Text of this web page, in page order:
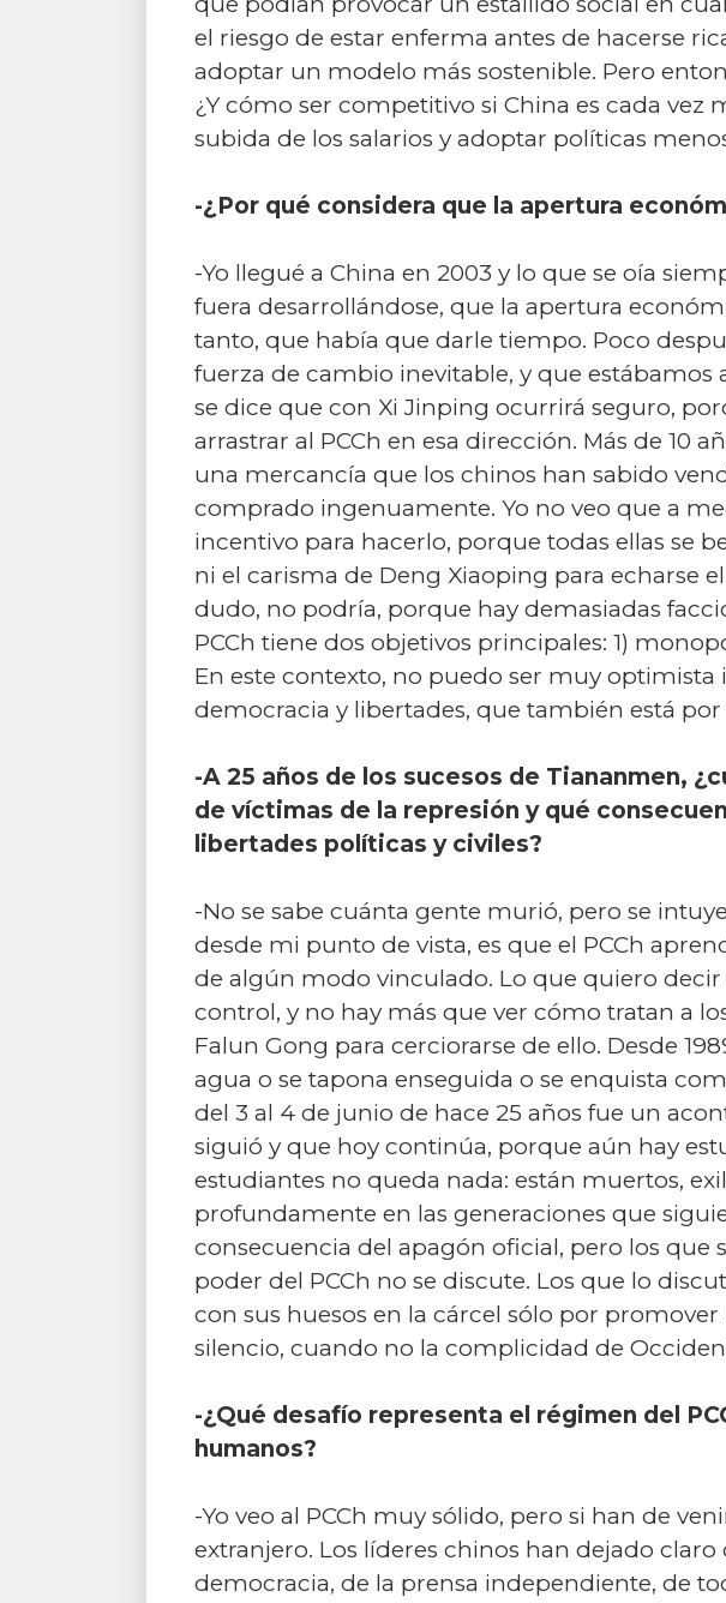
el riesgo de estar enferma antes de hacerse
adoptar un modelo más sostenible. Pero
¿Y cómo ser competitivo si China es cada vez
subida de los salarios y adoptar políticas
-¿Por qué considera que la apertura
-Yo llegué a China en 2003 y lo que se oía
fuera desarrollándose, que la apertura
tanto, que había que darle tiempo. Poco
fuerza de cambio inevitable, y que estábamos
se dice que con Xi Jinping ocurrirá seguro,
arrastrar al PCCh en esa dirección. Más de 10
una mercancía que los chinos han sabido
comprado ingenuamente. Yo no veo que a
incentivo para hacerlo, porque todas ellas se
ni el carisma de Deng Xiaoping para echarse
dudo, no podría, porque hay demasiadas
PCCh tiene dos objetivos principales: 1)
En este contexto, no puedo ser muy
democracia y libertades, que también está por
-A 25 años de los sucesos de Tiananmen,
de víctimas de la represión y qué
libertades políticas y civiles?
-No se sabe cuánta gente murió, pero se
desde mi punto de vista, es que el PCCh
de algún modo vinculado. Lo que quiero decir
control, y no hay más que ver cómo tratan a
Falun Gong para cerciorarse de ello. Desde
agua o se tapona enseguida o se enquista
del 3 al 4 de junio de hace 25 años fue un
siguió y que hoy continúa, porque aún hay
estudiantes no queda nada: están muertos,
profundamente en las generaciones que
consecuencia del apagón oficial, pero los
poder del PCCh no se discute. Los que lo
con sus huesos en la cárcel sólo por
silencio, cuando no la complicidad de
-¿Qué desafío representa el régimen del
humanos?
-Yo veo al PCCh muy sólido, pero si han de
extranjero. Los líderes chinos han dejado
democracia, de la prensa independiente, de